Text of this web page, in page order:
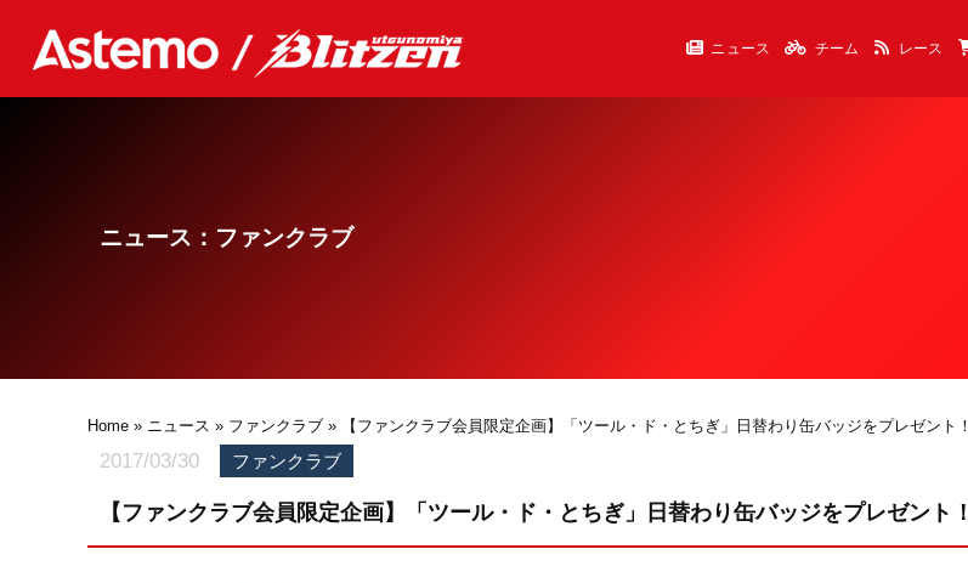
ニュース チーム レース
ニュース：ファンクラブ
Home » ニュース » ファンクラブ » 【ファンクラブ会員限定企画】「ツール・ド・とちぎ」日替わり缶バッジをプレゼント！
2017/03/30 ファンクラブ
【ファンクラブ会員限定企画】「ツール・ド・とちぎ」日替わり缶バッジをプレゼント！